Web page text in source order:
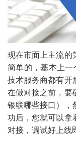
现在市面上主流的
简单的，基本上
技术服务商都有开
在做对接之前，要
银联哪些接口），
功后，您就可以拿
对接，调试好上线